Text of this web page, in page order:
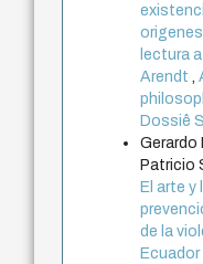
lectura
Arendt,
Dossiê
Gerardo
Patricio
El arte
de la
Ecuador